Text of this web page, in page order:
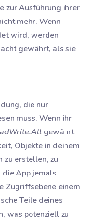
zur Ausführung ihrer
mehr. Wenn
wird, werden
gewährt, als sie
die nur
muss. Wenn ihr
gewährt
Objekte in deinem
zu erstellen, zu
die App jemals
Zugriffsebene einem
Teile deines
was potenziell zu